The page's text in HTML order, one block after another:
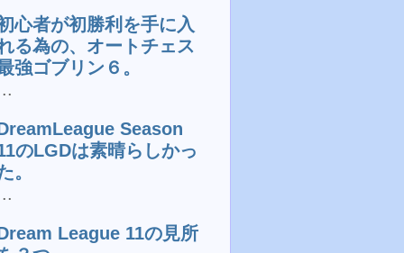
心者が初勝利を手に入
る為の、オートチェス
強ゴブリン６。
Season
のLGDは素晴らしかっ
。
League 11の見所